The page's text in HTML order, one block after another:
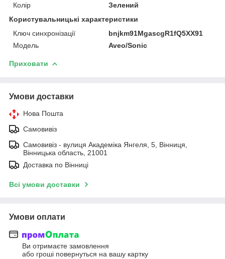
Колір
Зелений
Користувальницькі характеристики
Ключ синхронізації
bnjkm91MgascgR1fQ5XX91
Мoдель
Aveo/Sonic
Приховати
Умови доставки
Нова Пошта
Самовивіз
Самовивіз - вулиця Академіка Янгеля, 5, Вінниця,
Вінницька область, 21001
Доставка по Вінниці
Всі умови доставки
Умови оплати
Ви отримаєте замовлення
або гроші повернуться на вашу картку